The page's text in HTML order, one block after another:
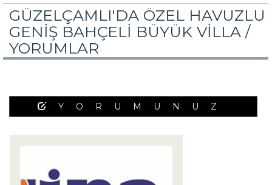
GÜZELÇAMLI'DA ÖZEL HAVUZLU
GENİŞ BAHÇELİ BÜYÜK VİLLA /
YORUMLAR
YORUMUNUZ